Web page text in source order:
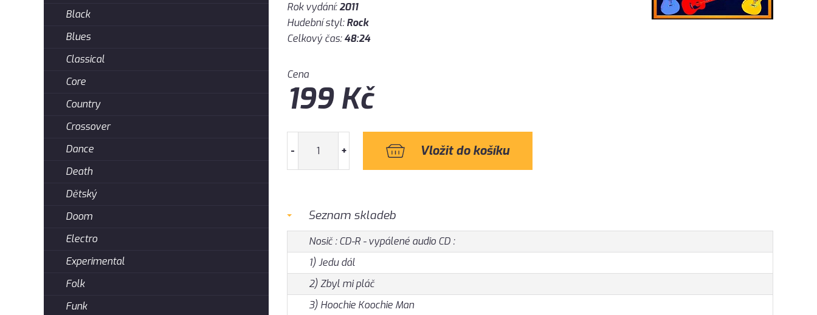
Rok vydání:2011
Hudební styl:Rock
Celkový čas:48:24
Cena
199Kč
- +
Seznam skladeb
Nosič : CD-R - vypálené audio CD :
1) Jedu dál
2) Zbyl mi pláč
3) Hoochie Koochie Man
Black
Blues
Classical
Core
Country
Crossover
Dance
Death
Dětský
Doom
Electro
Experimental
Folk
Funk